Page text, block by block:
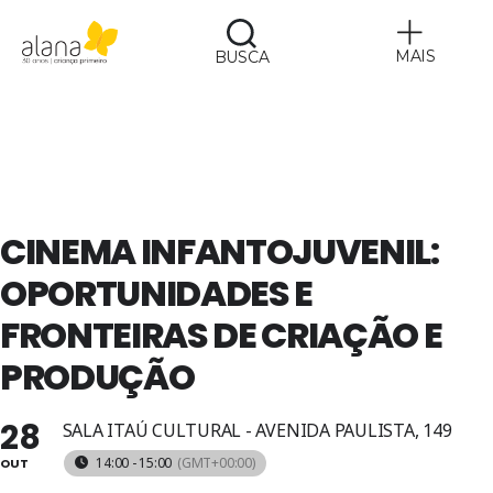
BUSCA MAIS
CINEMA INFANTOJUVENIL:
OPORTUNIDADES E
FRONTEIRAS DE CRIAÇÃO E
PRODUÇÃO
28
OUT
SALA ITAÚ CULTURAL - AVENIDA PAULISTA, 149
14:00 - 15:00 (GMT+00:00)